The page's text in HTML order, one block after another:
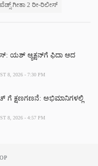
ಗೀತಾ 2 ರೀ-ರಿಲೀಸ್
ಯಶ್‌ ಆ್ಯಕ್ಷನ್‌ಗೆ ಫಿದಾ ಆದ
8, 2026 - 7:30 PM
ಗೆ ಕ್ಷಣಗಣನೆ: ಅಭಿಮಾನಿಗಳಲ್ಲಿ
8, 2026 - 4:57 PM